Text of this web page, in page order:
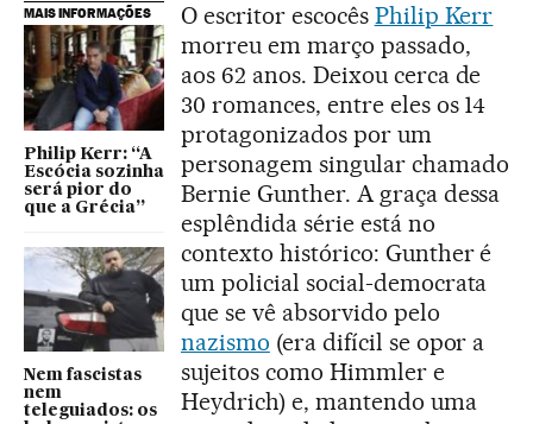
MAIS INFORMAÇÕES
Philip Kerr: “A
Escócia sozinha
será pior do
que a Grécia”
Nem fascistas
nem
teleguiados: os
O escritor escocês Philip Kerr
morreu em março passado,
aos 62 anos. Deixou cerca de
30 romances, entre eles os 14
protagonizados por um
personagem singular chamado
Bernie Gunther. A graça dessa
esplêndida série está no
contexto histórico: Gunther é
um policial social-democrata
que se vê absorvido pelo
nazismo (era difícil se opor a
sujeitos como Himmler e
Heydrich) e, mantendo uma